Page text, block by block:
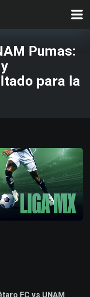
Pumas:
para la
FC vs UNAM